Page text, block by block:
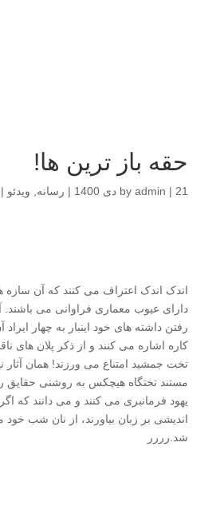
حقه باز ترین ها!
byadmin | 21 دی 1400 | رسانه ویدئو |
اندک اندک اعتراف می کنند که آن
دارای عیوب معماری فراوانی می باشند.
رفتن داشته های خود اینبار به چهار
کاره اشاره می کنند و از ذکر پلان های
تخت جمشید امتناع می ورزند! همان آثار
مستند تختگاه هیچکس به روشنی حقایق را
یهود فرمانبری می کنند و می دانند که اگر
اندیشی بر زبان بیاورند، از نان شب خود
شد.رررر